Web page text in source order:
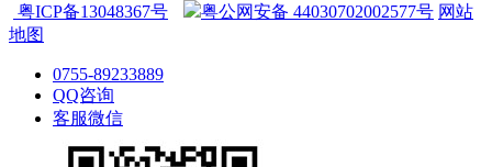
粤ICP备13048367号
粤公网安备 44030702002577号 网站
地图
0755-89233889
QQ咨询
客服微信